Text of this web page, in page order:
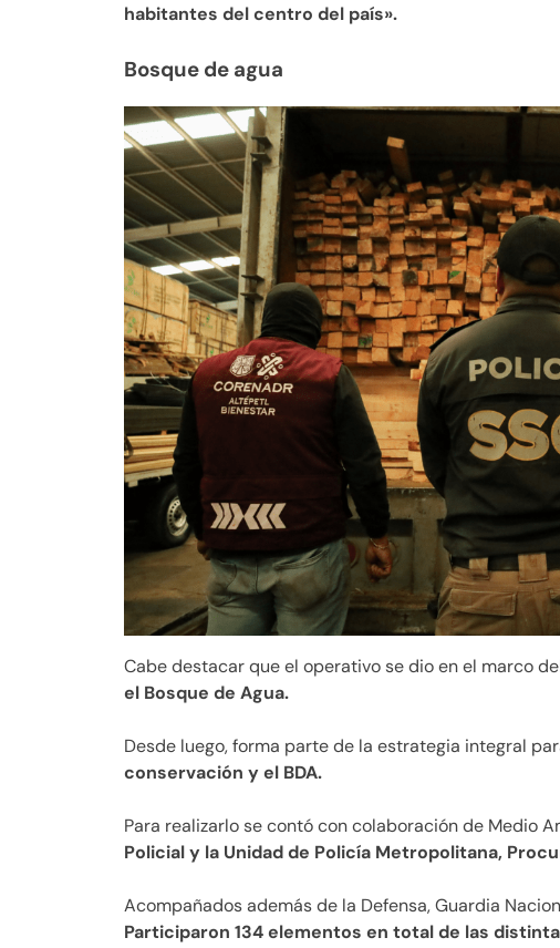
habitantes del centro del país».
Bosque de agua
Cabe destacar que el operativo se dio en el marco
el Bosque de Agua.
Desde luego, forma parte de la estrategia integral
conservación y el BDA.
Para realizarlo se contó con colaboración de Medio
Policial y la Unidad de Policía Metropolitana,
Acompañados además de la Defensa, Guardia
Participaron 134 elementos en total de las